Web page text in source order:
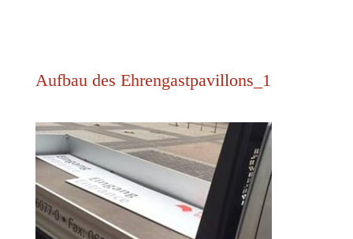
Aufbau des Ehrengastpavillons_1